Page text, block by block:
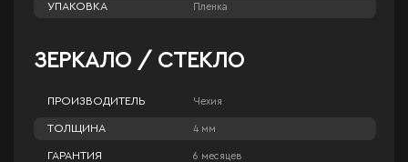
УПАКОВКА Пленка
ЗЕРКАЛО / СТЕКЛО
ПРОИЗВОДИТЕЛЬ Чехия
ТОЛЩИНА 4 мм
ГАРАНТИЯ 6 месяцев